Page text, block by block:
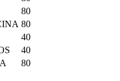
80
80
40
40
80